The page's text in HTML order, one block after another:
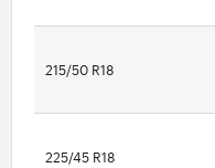
215/50 R18
225/45 R18